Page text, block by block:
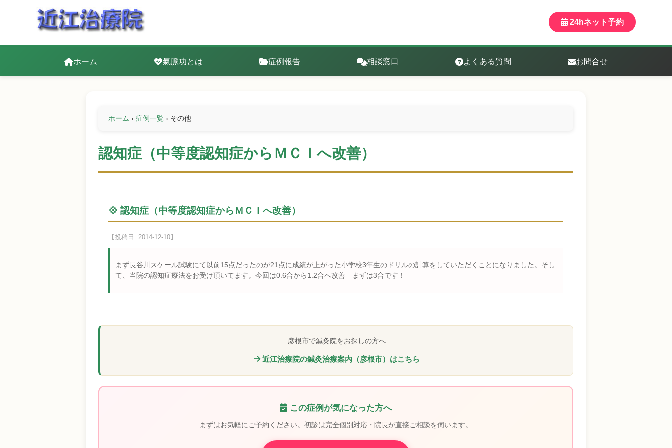
24hネット予約
ホーム 氣脈功とは 症例報告 相談窓口 よくある質問 お問合せ
ホーム › 症例一覧 › その他
認知症（中等度認知症からＭＣＩへ改善）
💠 認知症（中等度認知症からＭＣＩへ改善）
【投稿日: 2014-12-10】
まず長谷川スケール試験にて以前15点だったのが21点に成績が上がった小学校3年生のドリルの計算をしていただくことになりました。そし
て、当院の認知症療法をお受け頂いてます。今回は0.6合から1.2合へ改善 まずは3合です！
彦根市で鍼灸院をお探しの方へ
近江治療院の鍼灸治療案内（彦根市）はこちら
この症例が気になった方へ
まずはお気軽にご予約ください。初診は完全個別対応・院長が直接ご相談を伺います。